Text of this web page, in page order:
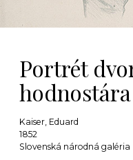
Portrét
hodnostára
Kaiser, Eduard
1852
Slovenská národná galéria